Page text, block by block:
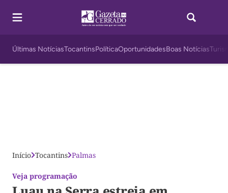
Últimas NotíciasTocantinsPolíticaOportunidadesBoas Notícias
Início Tocantins Palmas
Veja programação